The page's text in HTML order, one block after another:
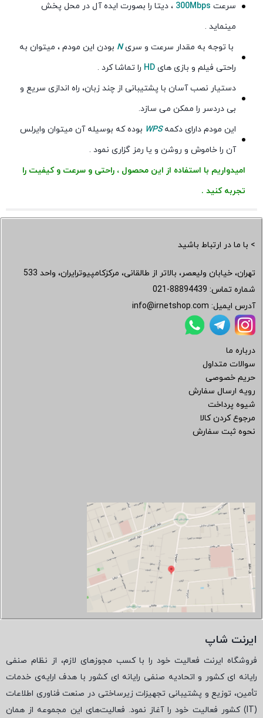
سرعت 300Mbps ، دیتا را بصورت ایده آل در محل پخش
مینماید .
با توجه به مقدار سرعت و سریN بودن این مودم ، میتوان به
راحتی فیلم و بازی های HD را تماشا کرد .
دستیار نصب آسان با پشتیبانی از چند زبان، راه اندازی سریع و
بی دردسر را ممکن می سازد.
این مودم دارای دکمهWPS بوده که بوسیله آن میتوان وایرلس
آن را خاموش و روشن و یا رمز گزاری نمود .
امیدواریم با استفاده از این محصول ، راحتی و سرعت و کیفیت را
تجربه کنید .
> با ما در ارتباط باشید
تهران، خیابان ولیعصر، بالاتر از طالقانی، مرکزکامپیوترایران، واحد 533
شماره تماس: 021-88894439
آدرس ایمیل: info@irnetshop.com
درباره ما
سوالات متداول
حریم خصوصی
رویه ارسال سفارش
شیوه پرداخت
مرجوع کردن کالا
نحوه ثبت سفارش
ایرنت شاپ
فروشگاه ایرنت فعالیت خود را با کسب مجوزهای لازم، از نظام صنفی
رایانه ای کشور و اتحادیه صنفی رایانه ای کشور با هدف ارایه‌ی خدمات
تأمین، توزیع و پشتیبانی تجهیزات زیرساختی در صنعت فناوری اطلاعات
(
IT) کشور فعالیت خود را آغاز نمود. فعالیت‌های این مجموعه از همان